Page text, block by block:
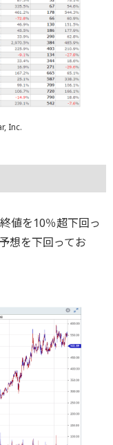
Inc.
値を10％超下回っ
想を下回ってお